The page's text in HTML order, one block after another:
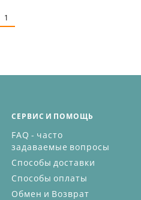
1
СЕРВИС И ПОМОЩЬ
FAQ - часто
задаваемые вопросы
Способы доставки
Способы оплаты
Обмен и Возврат